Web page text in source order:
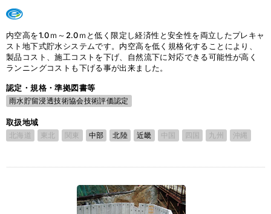
内空高を1.0ｍ～2.0ｍと低く限定し経済性と安全性を両立したプレキャ
スト地下式貯水システムです。内空高を低く規格化することにより、
製品コスト、施工コストを下げ、自然流下に対応できる可能性が高く
ランニングコストも下げる事が出来ました。
認定・規格・準拠図書等
雨水貯留浸透技術協会技術評価認定
取扱地域
北海道 東北 関東 中部 北陸 近畿 中国 四国 九州 沖縄